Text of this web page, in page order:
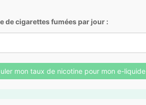
de cigarettes fumées par jour :
mon taux de nicotine pour mon e-liquide